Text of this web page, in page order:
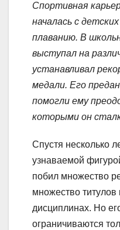
Спортивная
началась с
плаванию. В
выступал на
устанавливал
медали. Его
помогли ему
которыми он
Спустя несколько
узнаваемой
побил множество
множество титулов
дисциплинах. Но
ограничиваются